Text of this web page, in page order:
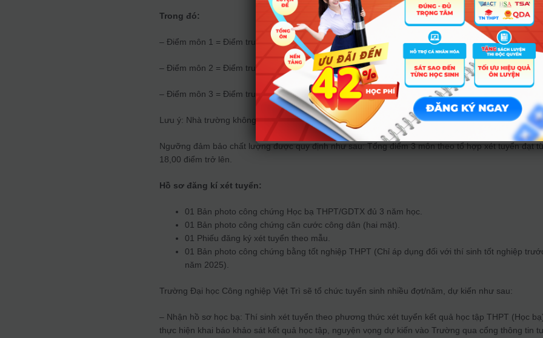
Trong đó:
– Điểm môn 1 = Điểm trung bình cả năm lớp 12 của môn 1
– Điểm môn 2 = Điểm trung bình cả năm lớp 12 của môn 2
– Điểm môn 3 = Điểm trung bình cả năm lớp 12 của môn 3
Lưu ý: Nhà trường không cộng điểm ưu tiên đối với phương thức xét học bạ.
Ngưỡng đảm bảo chất lượng được quy định như sau: Tổng điểm 3 môn theo tổ hợp xét tuyển đạt
18,00 điểm trở lên.
Hồ sơ đăng kí xét tuyển:
01 Bản photo công chứng Học bạ THPT/GDTX đủ 3 năm học.
01 Bản photo công chứng căn cước công dân (hai mặt).
01 Phiếu đăng ký xét tuyển theo mẫu.
01 Bản photo công chứng bằng tốt nghiệp THPT (Chỉ áp dụng đối với thí sinh tốt nghiệp
năm 2025).
Trường Đại học Công nghiệp Việt Trì sẽ tổ chức tuyển sinh nhiều đợt/năm, dự kiến như sau:
– Nhận hồ sơ học bạ: Thí sinh xét tuyển theo phương thức xét tuyển kết quả học tập THPT (Học
thực hiện khai báo khảo sát kết quả học tập, nguyện vọng dự kiến vào Trường qua cổng thông tin